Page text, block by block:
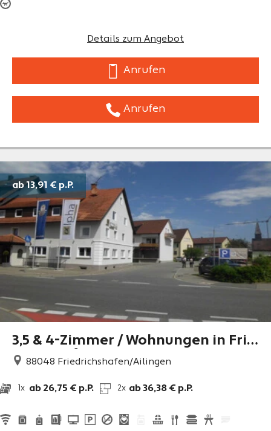
Details zum Angebot
Anrufen
Anrufen
3,5 & 4-Zimmer / Wohnungen in Frie
drichshafen/Ailingen
88048 Friedrichshafen/Ailingen
1x ab 26,75 € p.P. 2x ab 36,38 € p.P.
ab 13,91 € p.P.